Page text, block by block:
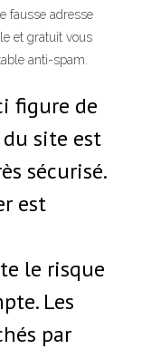
fausse adresse
et gratuit vous
anti-spam.
figure de
site est
sécurisé.
est
le risque
Les
par